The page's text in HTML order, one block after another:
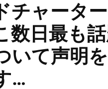
チャータ
数日最も
いて声明
…